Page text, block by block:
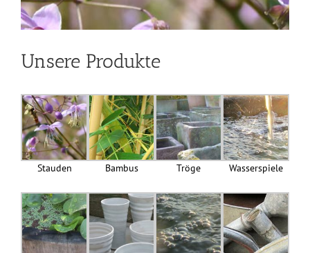
Unsere Produkte
Stauden Bambus Tröge Wasserspiele